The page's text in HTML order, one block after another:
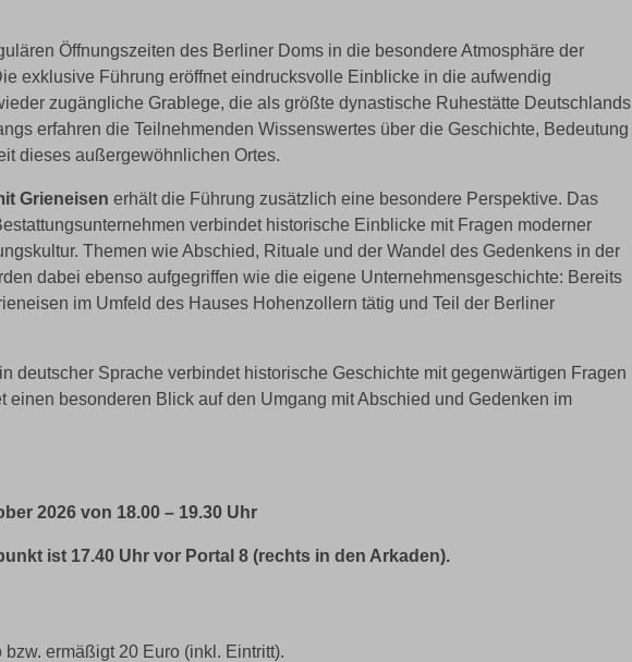
Öffnungszeiten des Berliner Doms in die besondere Atmosphäre der
exklusive Führung eröffnet eindrucksvolle Einblicke in die aufwendig
zugängliche Grablege, die als größte dynastische Ruhestätte Deutschlands
erfahren die Teilnehmenden Wissenswertes über die Geschichte, Bedeutung
dieses außergewöhnlichen Ortes.
Grieneisen erhält die Führung zusätzlich eine besondere Perspektive. Das
verbindet historische Einblicke mit Fragen moderner
Themen wie Abschied, Rituale und der Wandel des Gedenkens in der
dabei ebenso aufgegriffen wie die eigene Unternehmensgeschichte: Bereits
im Umfeld des Hauses Hohenzollern tätig und Teil der Berliner
deutscher Sprache verbindet historische Geschichte mit gegenwärtigen Fragen
einen besonderen Blick auf den Umgang mit Abschied und Gedenken im
2026 von 18.00 – 19.30 Uhr
ist 17.40 Uhr vor Portal 8 (rechts in den Arkaden).
ermäßigt 20 Euro (inkl. Eintritt).